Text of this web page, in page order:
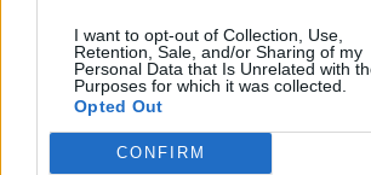
I want to opt-out of Collection, Use,
Retention, Sale, and/or Sharing of my
Personal Data that Is Unrelated with
Purposes for which it was collected.
Opted Out
CONFIRM
Ο άτυχος επιχειρηματίας
διακομιδή του, που έγινε
γιου του, είχε τις αισθήσεις
ώρα αργότερα άφησε την